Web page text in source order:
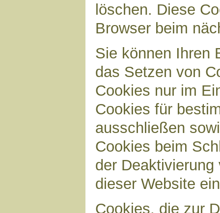
löschen. Diese
Browser beim
Sie können Ihren
das Setzen von
Cookies nur im
Cookies für
ausschließen
Cookies beim
der
dieser Website
Cookies, die zur